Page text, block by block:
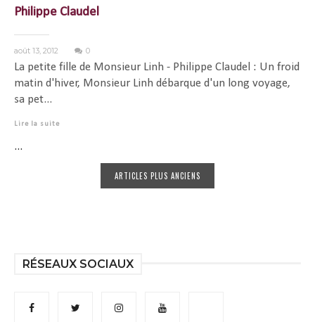
Philippe Claudel
août 13, 2012 0
La petite fille de Monsieur Linh - Philippe Claudel : Un froid
matin d'hiver, Monsieur Linh débarque d'un long voyage,
sa pet...
Lire la suite
...
ARTICLES PLUS ANCIENS
RÉSEAUX SOCIAUX